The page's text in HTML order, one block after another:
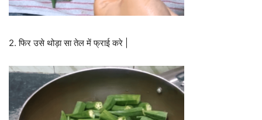
2. फिर उसे थोड़ा सा तेल में फ्राई करे |